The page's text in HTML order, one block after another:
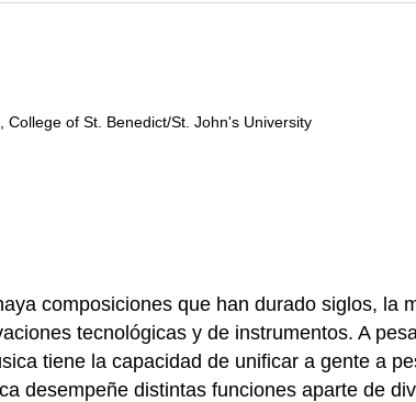
of St. Benedict/St. John's University
composiciones que han durado siglos, la
tecnológicas y de instrumentos. A
tiene la capacidad de unificar a gente a
desempeñe distintas funciones aparte de